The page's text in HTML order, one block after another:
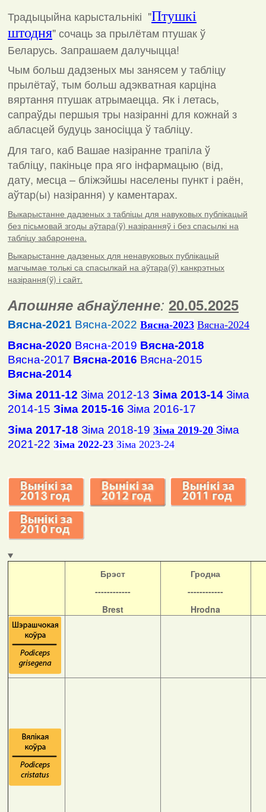
Традыцыйна карыстальнікі "Птушкі
штодня"сочаць за прылётам птушак ў
Беларусь. Запрашаем далучыцца!
Чым больш дадзеных мы занясем у табліцу
прылётаў, тым больш адэкватная карціна
вяртання птушак атрымаецца. Як і летась,
сапраўды першыя тры назіранні для кожнай з
абласцей будуць заносіцца ў табліцу.
Для таго, каб Вашае назіранне трапіла ў
табліцу, пакіньце пра яго інфармацыю (від,
дату, месца – бліжэйшы населены пункт і раён,
аўтар(ы) назірання) у каментарах.
Выкарыстанне дадзеных з табліцы для навуковых публікацый
без пісьмовай згоды аўтара(ў) назіранняў і без спасылкі на
табліцу забаронена.
Выкарыстанне дадзеных для ненавуковых публікацый
магчымае толькі са спасылкай на аўтара(ў) канкрэтных
назірання(ў) і сайт.
Апошняе абнаўленне: 20.05.2025
Вясна-2021 Вясна-2022 Вясна-2023 Вясна-2024
Вясна-2020 Вясна-2019 Вясна-2018
Вясна-2017 Вясна-2016 Вясна-2015
Вясна-2014
Зіма 2011-12 Зіма 2012-13 Зіма 2013-14 Зіма
2014-15 Зіма 2015-16 Зіма 2016-17
Зіма 2017-18 Зіма 2018-19 Зіма 2019-20 Зіма
2021-22 Зіма 2022-23 Зіма 2023-24
Брэст
------------
Brest
Гродна
------------
Hrodna